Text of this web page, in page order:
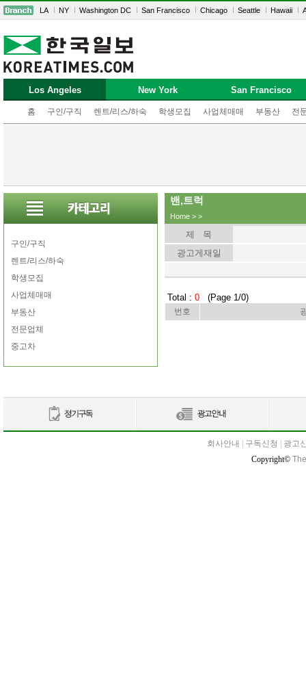
LA NY Washington DC San Francisco Chicago Seattle Hawaii
Los Angeles
홈 구인/구직 렌트/리스/하숙 학생모집 사업체매매 부동산 전
New York San Francisco
구인/구직
렌트/리스/하숙
학생모집
사업체매매
부동산
전문업체
중고차
밴,트럭
Home > >
제 목
광고게재일
Total : 0 (Page 1/0)
번호
회사안내 구독신청
광고
Copyright©